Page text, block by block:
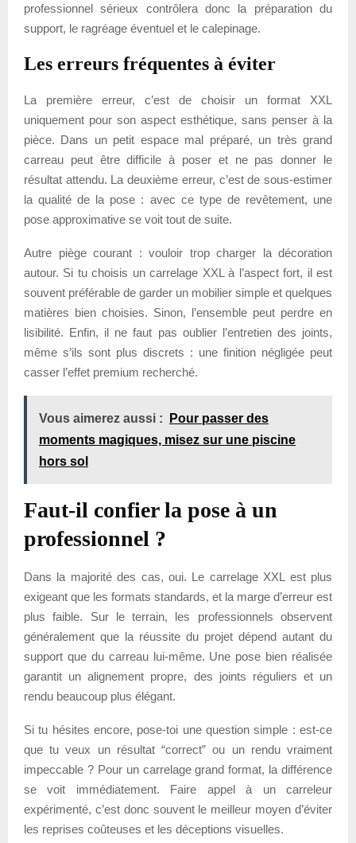
professionnel sérieux contrôlera donc la préparation du
support, le ragréage éventuel et le calepinage.
Les erreurs fréquentes à éviter
La première erreur, c’est de choisir un format XXL
uniquement pour son aspect esthétique, sans penser à la
pièce. Dans un petit espace mal préparé, un très grand
carreau peut être difficile à poser et ne pas donner le
résultat attendu. La deuxième erreur, c’est de sous-estimer
la qualité de la pose : avec ce type de revêtement, une
pose approximative se voit tout de suite.
Autre piège courant : vouloir trop charger la décoration
autour. Si tu choisis un carrelage XXL à l’aspect fort, il est
souvent préférable de garder un mobilier simple et quelques
matières bien choisies. Sinon, l’ensemble peut perdre en
lisibilité. Enfin, il ne faut pas oublier l’entretien des joints,
même s’ils sont plus discrets : une finition négligée peut
casser l’effet premium recherché.
Vous aimerez aussi :
Pour passer des
moments magiques, misez sur une piscine
hors sol
Faut-il confier la pose à un
professionnel ?
Dans la majorité des cas, oui. Le carrelage XXL est plus
exigeant que les formats standards, et la marge d’erreur est
plus faible. Sur le terrain, les professionnels observent
généralement que la réussite du projet dépend autant du
support que du carreau lui-même. Une pose bien réalisée
garantit un alignement propre, des joints réguliers et un
rendu beaucoup plus élégant.
Si tu hésites encore, pose-toi une question simple : est-ce
que tu veux un résultat “correct” ou un rendu vraiment
impeccable ? Pour un carrelage grand format, la différence
se voit immédiatement. Faire appel à un carreleur
expérimenté, c’est donc souvent le meilleur moyen d’éviter
les reprises coûteuses et les déceptions visuelles.